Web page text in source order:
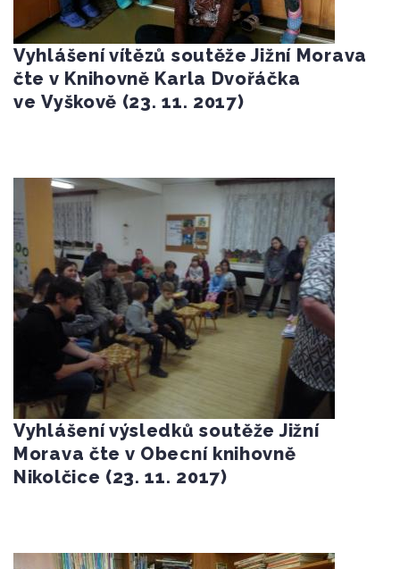
Vyhlášení vítězů soutěže Jižní Morava
čte v Knihovně Karla Dvořáčka
ve Vyškově (23. 11. 2017)
Vyhlášení výsledků soutěže Jižní
Morava čte v Obecní knihovně
Nikolčice (23. 11. 2017)